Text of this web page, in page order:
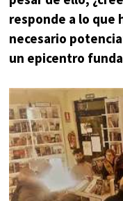
responde a lo que
necesario
un epicentro